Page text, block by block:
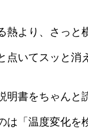
熱より、さっと
点いてスッと消
明書をちゃんと
は「温度変化を